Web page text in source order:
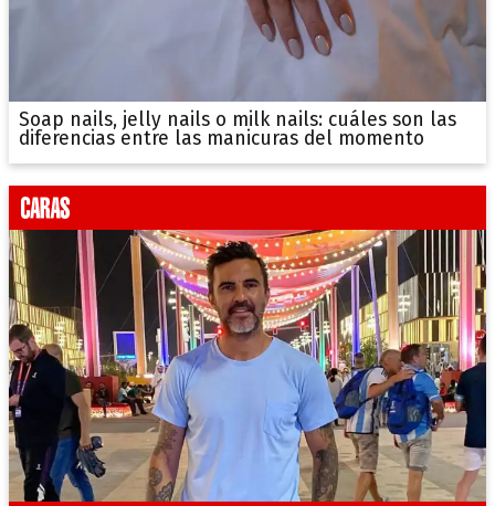
Soap nails, jelly nails o milk nails: cuáles son las
diferencias entre las manicuras del momento